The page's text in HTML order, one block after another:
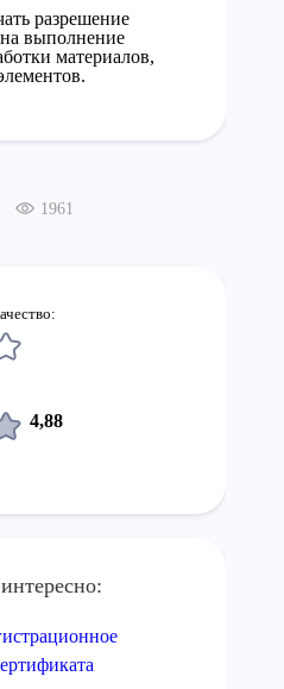
разрешение
на выполнение
материалов,
1961
4,88